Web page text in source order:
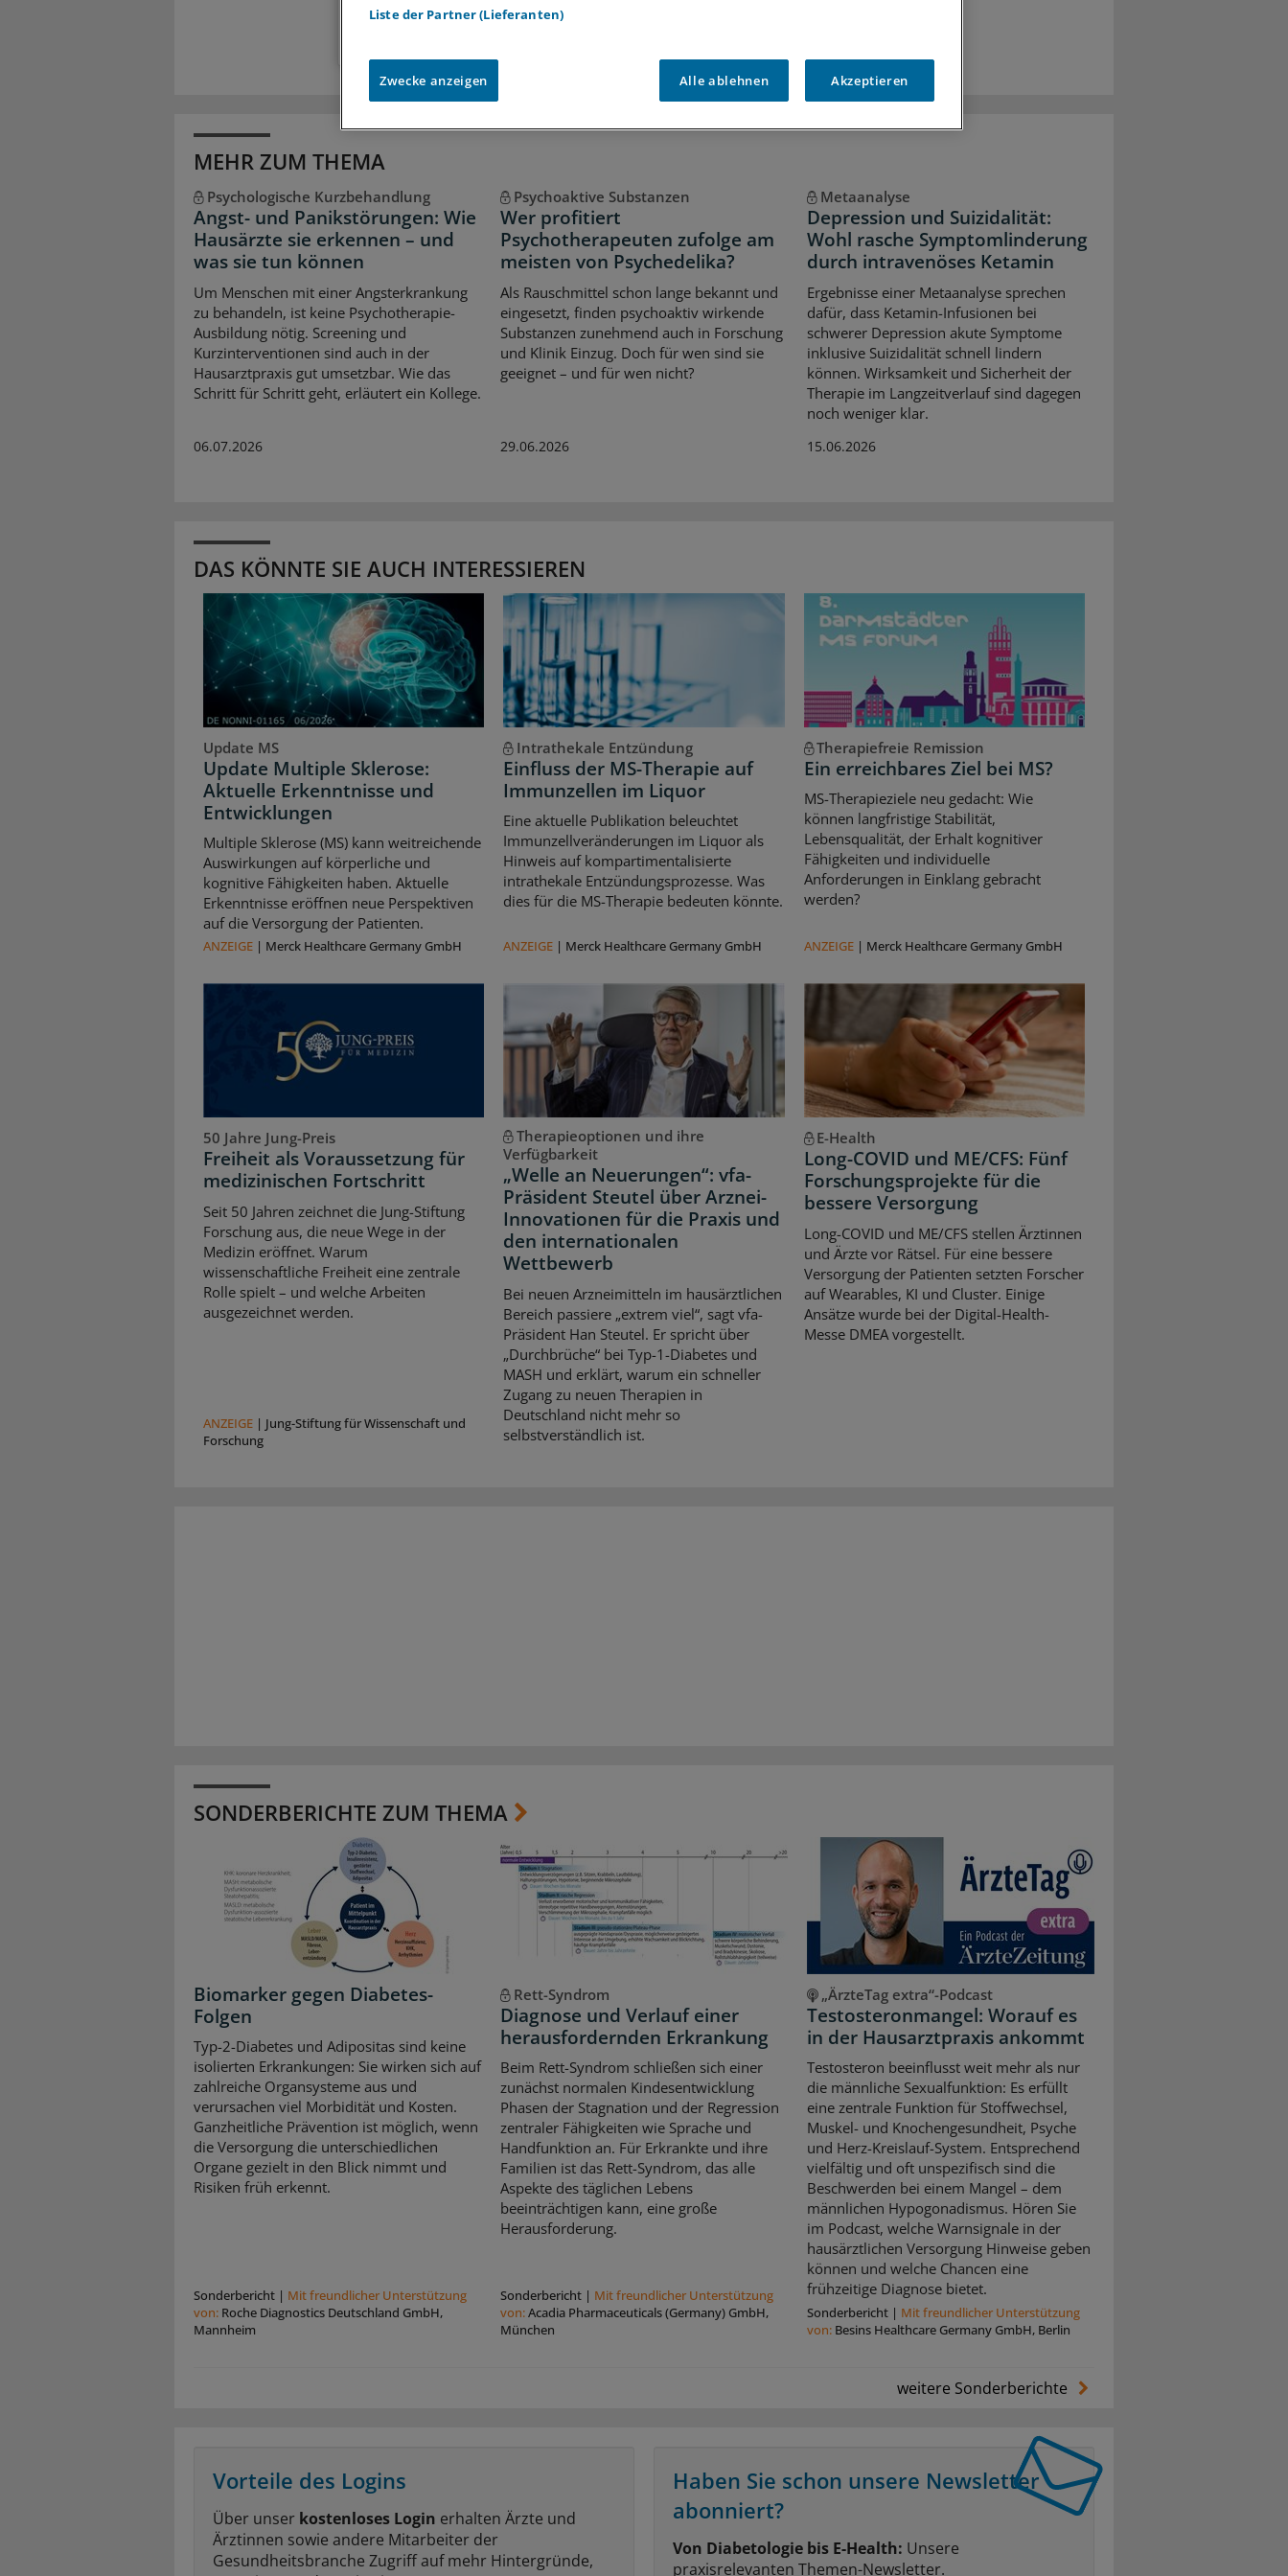
MEHR ZUM THEMA
Psychologische Kurzbehandlung
Angst- und Panikstörungen: Wie
Hausärzte sie erkennen – und
was sie tun können
Um Menschen mit einer Angsterkrankung
zu behandeln, ist keine Psychotherapie-
Ausbildung nötig. Screening und
Kurzinterventionen sind auch in der
Hausarztpraxis gut umsetzbar. Wie das
Schritt für Schritt geht, erläutert ein Kollege.
06.07.2026
Psychoaktive Substanzen
Wer profitiert
Psychotherapeuten zufolge am
meisten von Psychedelika?
Als Rauschmittel schon lange bekannt und
eingesetzt, finden psychoaktiv wirkende
Substanzen zunehmend auch in Forschung
und Klinik Einzug. Doch für wen sind sie
geeignet – und für wen nicht?
29.06.2026
Metaanalyse
Depression und Suizidalität:
Wohl rasche Symptomlinderung
durch intravenöses Ketamin
Ergebnisse einer Metaanalyse sprechen
dafür, dass Ketamin-Infusionen bei
schwerer Depression akute Symptome
inklusive Suizidalität schnell lindern
können. Wirksamkeit und Sicherheit der
Therapie im Langzeitverlauf sind dagegen
noch weniger klar.
15.06.2026
DAS KÖNNTE SIE AUCH INTERESSIEREN
Update MS
Update Multiple Sklerose:
Aktuelle Erkenntnisse und
Entwicklungen
Multiple Sklerose (MS) kann weitreichende
Auswirkungen auf körperliche und
kognitive Fähigkeiten haben. Aktuelle
Erkenntnisse eröffnen neue Perspektiven
auf die Versorgung der Patienten.
ANZEIGE | Merck Healthcare Germany GmbH
Intrathekale Entzündung
Einfluss der MS-Therapie auf
Immunzellen im Liquor
Eine aktuelle Publikation beleuchtet
Immunzellveränderungen im Liquor als
Hinweis auf kompartimentalisierte
intrathekale Entzündungsprozesse. Was
dies für die MS-Therapie bedeuten könnte.
ANZEIGE | Merck Healthcare Germany GmbH
Therapiefreie Remission
Ein erreichbares Ziel bei MS?
MS-Therapieziele neu gedacht: Wie
können langfristige Stabilität,
Lebensqualität, der Erhalt kognitiver
Fähigkeiten und individuelle
Anforderungen in Einklang gebracht
werden?
ANZEIGE| Merck Healthcare Germany GmbH
50 Jahre Jung-Preis
Freiheit als Voraussetzung für
medizinischen Fortschritt
Seit 50 Jahren zeichnet die Jung-Stiftung
Forschung aus, die neue Wege in der
Medizin eröffnet. Warum
wissenschaftliche Freiheit eine zentrale
Rolle spielt – und welche Arbeiten
ausgezeichnet werden.
ANZEIGE | Jung-Stiftung für Wissenschaft und
Forschung
Therapieoptionen und ihre
Verfügbarkeit
„Welle an Neuerungen“: vfa-
Präsident Steutel über Arznei-
Innovationen für die Praxis und
den internationalen
Wettbewerb
Bei neuen Arzneimitteln im hausärztlichen
Bereich passiere „extrem viel“, sagt vfa-
Präsident Han Steutel. Er spricht über
„Durchbrüche“ bei Typ-1-Diabetes und
MASH und erklärt, warum ein schneller
Zugang zu neuen Therapien in
Deutschland nicht mehr so
selbstverständlich ist.
E-Health
Long-COVID und ME/CFS: Fünf
Forschungsprojekte für die
bessere Versorgung
Long-COVID und ME/CFS stellen Ärztinnen
und Ärzte vor Rätsel. Für eine bessere
Versorgung der Patienten setzten Forscher
auf Wearables, KI und Cluster. Einige
Ansätze wurde bei der Digital-Health-
Messe DMEA vorgestellt.
SONDERBERICHTE ZUM THEMA
Biomarker gegen Diabetes-
Folgen
Typ-2-Diabetes und Adipositas sind keine
isolierten Erkrankungen: Sie wirken sich auf
zahlreiche Organsysteme aus und
verursachen viel Morbidität und Kosten.
Ganzheitliche Prävention ist möglich, wenn
die Versorgung die unterschiedlichen
Organe gezielt in den Blick nimmt und
Risiken früh erkennt.
Sonderbericht | Mit freundlicher Unterstützung
von: Roche Diagnostics Deutschland GmbH,
Mannheim
Rett-Syndrom
Diagnose und Verlauf einer
herausfordernden Erkrankung
Beim Rett-Syndrom schließen sich einer
zunächst normalen Kindesentwicklung
Phasen der Stagnation und der Regression
zentraler Fähigkeiten wie Sprache und
Handfunktion an. Für Erkrankte und ihre
Familien ist das Rett-Syndrom, das alle
Aspekte des täglichen Lebens
beeinträchtigen kann, eine große
Herausforderung.
Sonderbericht| Mit freundlicher Unterstützung
von:Acadia Pharmaceuticals (Germany) GmbH,
München
„ÄrzteTag extra“-Podcast
Testosteronmangel: Worauf es
in der Hausarztpraxis ankommt
Testosteron beeinflusst weit mehr als nur
die männliche Sexualfunktion: Es erfüllt
eine zentrale Funktion für Stoffwechsel,
Muskel- und Knochengesundheit, Psyche
und Herz-Kreislauf-System. Entsprechend
vielfältig und oft unspezifisch sind die
Beschwerden bei einem Mangel – dem
männlichen Hypogonadismus. Hören Sie
im Podcast, welche Warnsignale in der
hausärztlichen Versorgung Hinweise geben
können und welche Chancen eine
frühzeitige Diagnose bietet.
Sonderbericht| Mit freundlicher Unterstützung
von: Besins Healthcare Germany GmbH, Berlin
weitere Sonderberichte
Vorteile des Logins
Über unser kostenloses Login erhalten Ärzte und
Ärztinnen sowie andere Mitarbeiter der
Gesundheitsbranche Zugriff auf mehr Hintergründe,
Haben Sie schon unsere Newsletter
abonniert?
Von Diabetologie bis E-Health: Unsere
praxisrelevanten Themen-Newsletter.
Liste der Partner (Lieferanten)
Zwecke anzeigen Alle ablehnen Akzeptieren